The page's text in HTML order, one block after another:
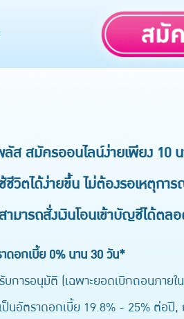
ส สมัครออนไลน์ง่ายเพียง 10
ชีวิตได้ง่ายขึ้น ไม่ต้องรอเหตุกา
มารถสั่งเงินโอนเข้าบัญชีได้ตล
ดอกเบี้ย 0% นาน 30 วัน*
การอนุมัติ (เฉพาะยอดเบิกถอนภาย
นอัตราดอกเบี้ย 19.8% - 25% ต่อปี,